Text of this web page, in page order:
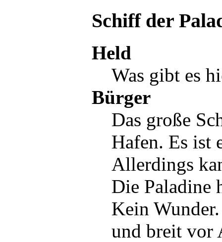
Schiff der
Held
Was gibt es
Bürger
Das große
Hafen. Es ist
Allerdings
Die Paladine
Kein
und breit vor